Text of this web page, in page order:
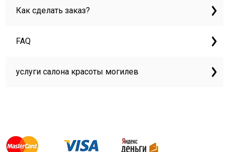
Как сделать заказ?
FAQ
услуги салона красоты могилев